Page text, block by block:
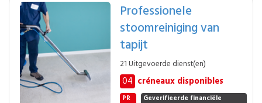
Professionele
stoomreiniging van
tapijt
21 Uitgevoerde dienst(en)
04 créneaux disponibles
PR
Geverifieerde financiële